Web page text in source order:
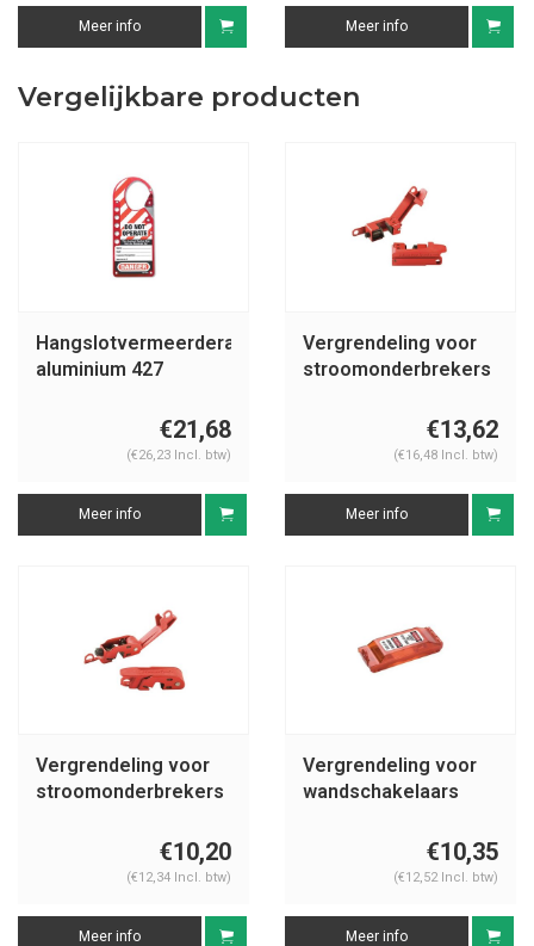
Meer info Meer info
Vergelijkbare producten
Hangslotvermeerderaar
aluminium 427
€21,68
(€26,23 Incl. btw)
Meer info
Vergrendeling voor
stroomonderbrekers
€13,62
(€16,48 Incl. btw)
Meer info
Vergrendeling voor
stroomonderbrekers
€10,20
(€12,34 Incl. btw)
Meer info
Vergrendeling voor
wandschakelaars
€10,35
(€12,52 Incl. btw)
Meer info